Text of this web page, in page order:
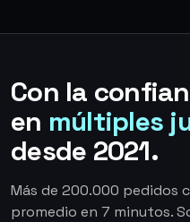
Con la
en múltiples
desde 2021.
Más de 200.000 pedidos
promedio en 7 minutos.